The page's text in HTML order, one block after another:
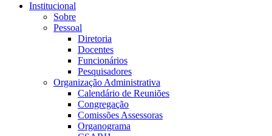
Institucional
Sobre
Pessoal
Diretoria
Docentes
Funcionários
Pesquisadores
Organização Administrativa
Calendário de Reuniões
Congregação
Comissões Assessoras
Organograma